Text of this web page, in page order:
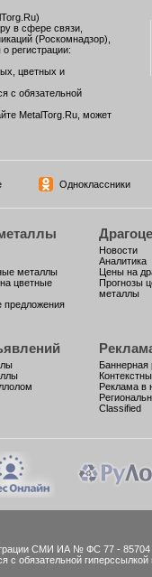
в сфере связи,
(Роскомнадзор),
регистрации:
цветных и
с обязательной
MetalTorg.Ru, может
Одноклассники
металлы
цветные
предложения
Новости
Аналитика
Цены на
Прогнозы
металлы
Баннерная
Реклама в
Classified
СМИ ИА № ФС 77 - 85704
с обязательной гиперссылкой